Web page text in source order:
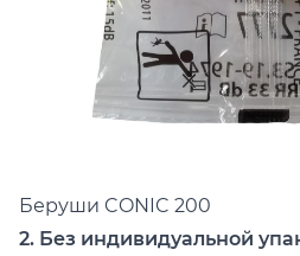
Беруши CONIC 200
2. Без индивидуальной